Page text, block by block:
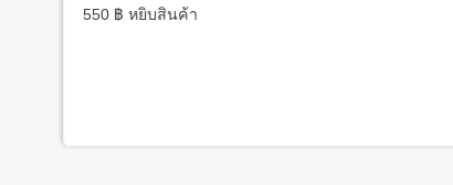
550 ฿ หยิบสินค้า